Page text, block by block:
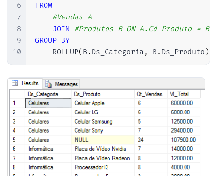
6
7
8
9
10
FROM
#Vendas A
JOIN #Produtos B ON A.Cd_Produto =
GROUP BY
    ROLLUP
( B . Ds_Categoria , B . Ds_Produto )